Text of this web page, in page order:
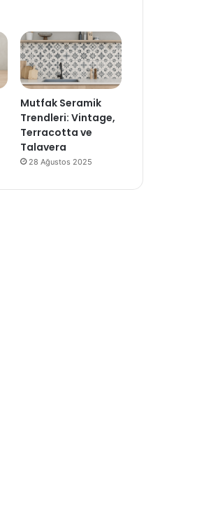
Mutfak Seramik
Trendleri: Vintage,
Terracotta ve
Talavera
28 Ağustos 2025